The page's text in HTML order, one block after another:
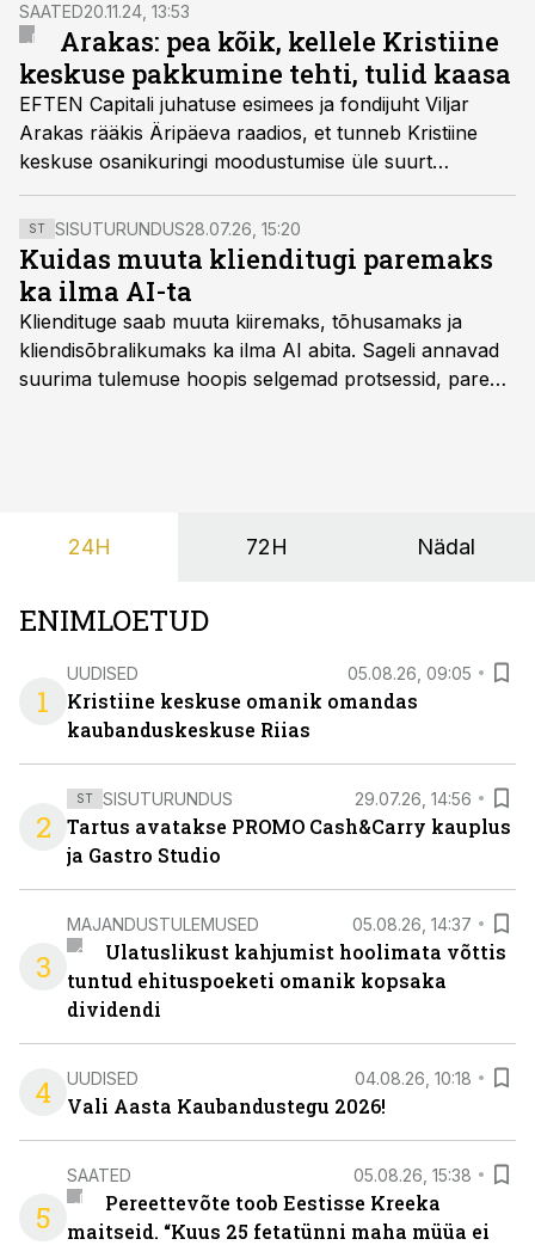
SAATED20.11.24, 13:53
Arakas: pea kõik, kellele Kristiine
keskuse pakkumine tehti, tulid kaasa
EFTEN Capitali juhatuse esimees ja fondijuht Viljar
Arakas rääkis Äripäeva raadios, et tunneb Kristiine
keskuse osanikuringi moodustumise üle suurt
heameelt, kuna kokku saavad ka ärimehed, kes
omavahel koostööd pole teinud.
ST SISUTURUNDUS28.07.26, 15:20
Kuidas muuta klienditugi paremaks
ka ilma AI-ta
Kliendituge saab muuta kiiremaks, tõhusamaks ja
kliendisõbralikumaks ka ilma AI abita. Sageli annavad
suurima tulemuse hoopis selgemad protsessid, parem
24H 72H Nädal
ENIMLOETUD
1
UUDISED 05.08.26, 09:05
Kristiine keskuse omanik omandas
kaubanduskeskuse Riias
2
ST SISUTURUNDUS 29.07.26, 14:56
Tartus avatakse PROMO Cash&Carry kauplus
ja Gastro Studio
3
MAJANDUSTULEMUSED 05.08.26, 14:37
Ulatuslikust kahjumist hoolimata võttis
tuntud ehituspoeketi omanik kopsaka
dividendi
4 UUDISED 04.08.26, 10:18
Vali Aasta Kaubandustegu 2026!
5
SAATED 05.08.26, 15:38
Pereettevõte toob Eestisse Kreeka
maitseid. “Kuus 25 fetatünni maha müüa ei